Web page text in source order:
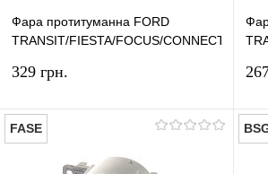
Фара протитуманна FORD
TRANSIT/FIESTA/FOCUS/CONNECT
329 грн.
FASE